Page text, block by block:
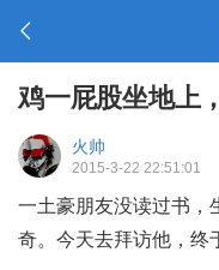
鸡一屁股坐地上
火帅
2015-3-22 22:51:01
一土豪朋友没读过书，
奇。今天去拜访他，终